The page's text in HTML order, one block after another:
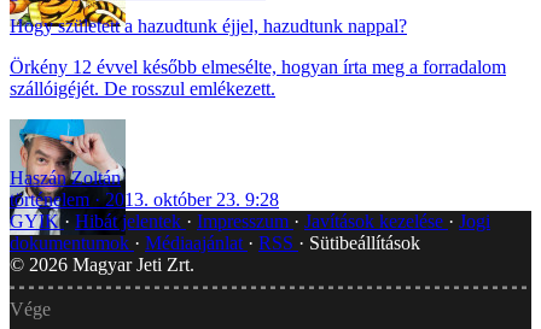
Hogy született a hazudtunk éjjel, hazudtunk nappal?
Örkény 12 évvel később elmesélte, hogyan írta meg a forradalom
szállóigéjét. De rosszul emlékezett.
Haszán Zoltán
történelem
2013. október 23. 9:28
GYIK
Hibát jelentek Impresszum Javítások kezelése
Jogi
dokumentumok
Médiaajánlat RSS
Sütibeállítások
© 2026 Magyar Jeti Zrt.
Vége